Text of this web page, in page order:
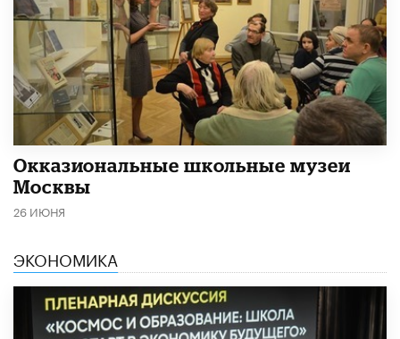
​Окказиональные школьные музеи
Москвы
26 ИЮНЯ
ЭКОНОМИКА